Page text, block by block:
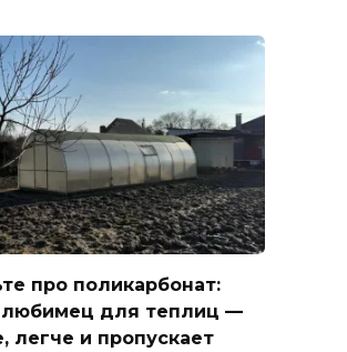
про поликарбонат:
для теплиц —
легче и пропускает